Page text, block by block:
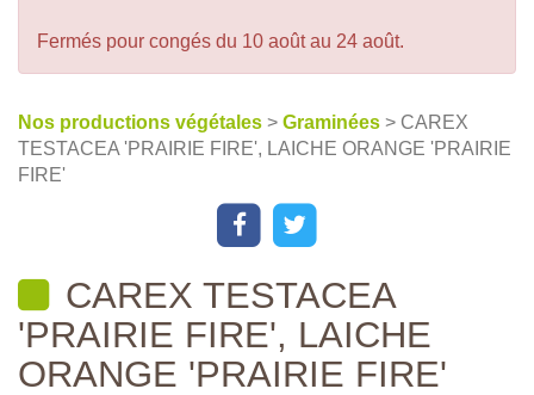
Fermés pour congés du 10 août au 24 août.
Nos productions végétales > Graminées > CAREX
TESTACEA 'PRAIRIE FIRE', LAICHE ORANGE 'PRAIRIE
FIRE'
CAREX TESTACEA
'PRAIRIE FIRE', LAICHE
ORANGE 'PRAIRIE FIRE'